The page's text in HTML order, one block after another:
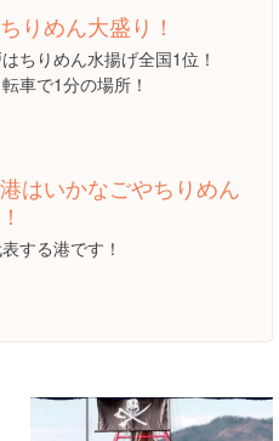
りめん大盛り！
ちりめん水揚げ全国1位！
車で1分の場所！
はいかなごやちりめん
する港です！